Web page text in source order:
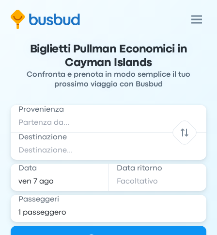
Biglietti Pullman Economici in
Cayman Islands
Confronta e prenota in modo semplice il tuo
prossimo viaggio con Busbud
Provenienza
Destinazione
Data Data ritorno
Passeggeri